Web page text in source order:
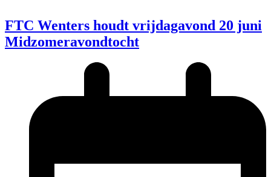
FTC Wenters houdt vrijdagavond 20 juni
Midzomeravondtocht